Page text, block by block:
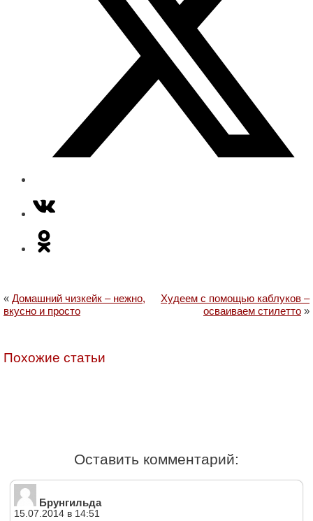
« Домашний чизкейк – нежно,
вкусно и просто
Худеем с помощью каблуков –
осваиваем стилетто »
Похожие статьи
Оставить комментарий:
Брунгильда
15.07.2014 в 14:51